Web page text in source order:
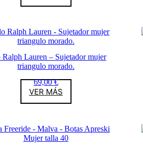
Ralph Lauren – Sujetador mujer
triangulo morado.
69,00€
VER MÁS